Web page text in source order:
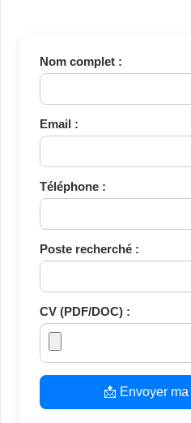
Nom complet :
Email :
Téléphone :
Poste recherché :
CV (PDF/DOC) :
📩 Envoyer